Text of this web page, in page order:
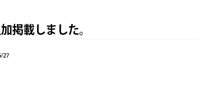
掲載しました。
27